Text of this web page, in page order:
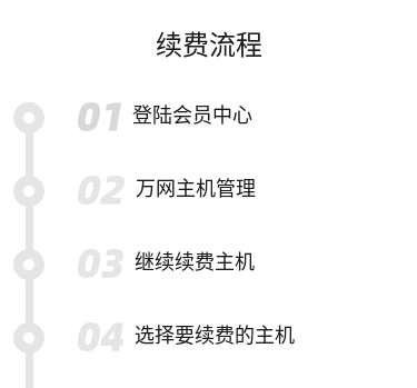
续费流程
登陆会员中心
万网主机管理
继续续费主机
选择要续费的主机